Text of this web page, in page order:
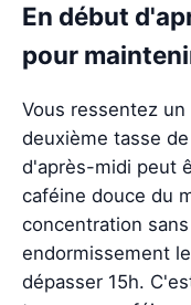
En début
pour
Vous ressentez
deuxième tasse
d'après-midi peut
caféine douce du
concentration
endormissement
dépasser 15h.